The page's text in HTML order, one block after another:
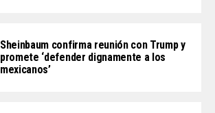
Sheinbaum confirma reunión con Trump y
promete ‘defender dignamente a los
mexicanos’